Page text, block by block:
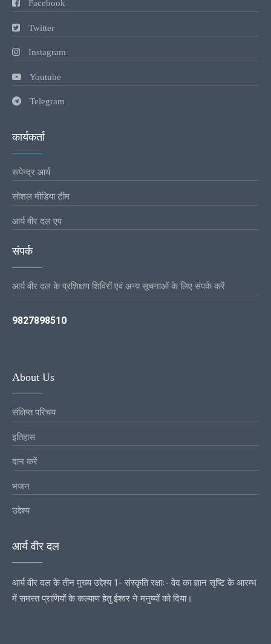
Facebook
Twitter
Instagram
Youtube
Telegram
कार्यकर्ता
रूपेन्द्र आर्य
सोशल मीडिया टीम
आर्य वीर दल एप
संपर्क
आर्य वीर दल के प्रशिक्षण शिविरों एवं अन्य सूचनाओं के लिए संपर्क करें
9827898510
About Us
संक्षिप्त परिचय
इतिहास
दान करें
भजन
उद्देश्य
आर्य वीर दल
आर्य वीर दल के तीन मुख्य उद्देश्य 1- संस्कृति रक्षाः- वेद का ज्ञान सृष्टि के आरम्भ
में समस्त प्राणियों के कल्याण हेतु ईश्वर ने मनुष्यों को दिया।